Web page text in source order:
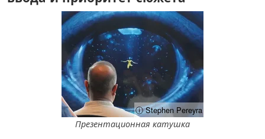
ⓘ Stephen Pereyra
Презентационная катушка